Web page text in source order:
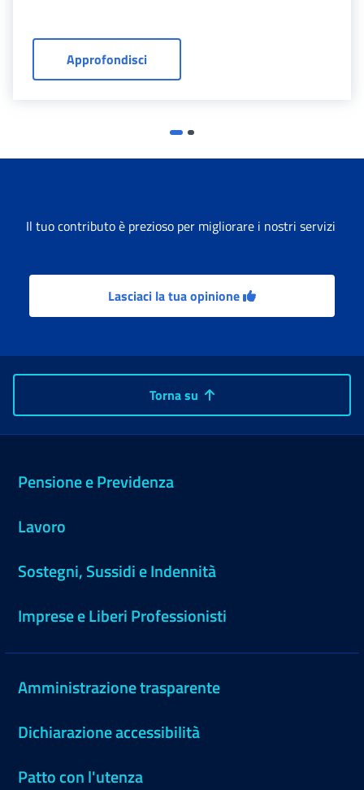
ApprofondisciCassetto previdenziale artigiani e
Il tuo contributo è prezioso per migliorare i nostri servizi
Lasciaci la tua opinione
Torna su
Pensione e Previdenza
Lavoro
Sostegni, Sussidi e Indennità
Imprese e Liberi Professionisti
Amministrazione trasparente
Dichiarazione accessibilità
Patto con l'utenza